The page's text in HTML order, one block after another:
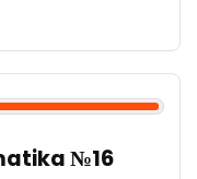
№16